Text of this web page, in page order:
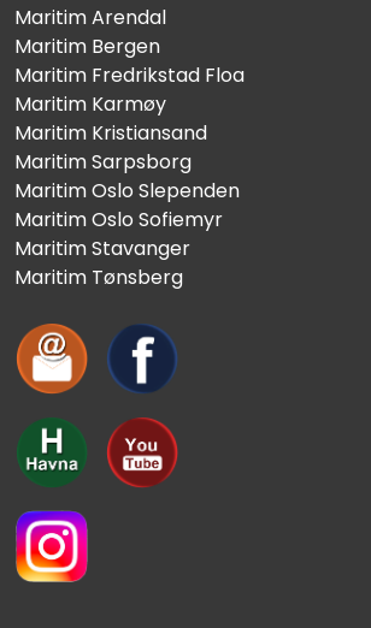
Maritim Arendal
Maritim Bergen
Maritim Fredrikstad Floa
Maritim Karmøy
Maritim Kristiansand
Maritim Sarpsborg
Maritim Oslo Slependen
Maritim Oslo Sofiemyr
Maritim Stavanger
Maritim Tønsberg